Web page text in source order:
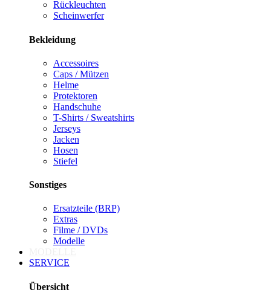
Rückleuchten
Scheinwerfer
Bekleidung
Accessoires
Caps / Mützen
Helme
Protektoren
Handschuhe
T-Shirts / Sweatshirts
Jerseys
Jacken
Hosen
Stiefel
Sonstiges
Ersatzteile (BRP)
Extras
Filme / DVDs
Modelle
SERVICE
Übersicht